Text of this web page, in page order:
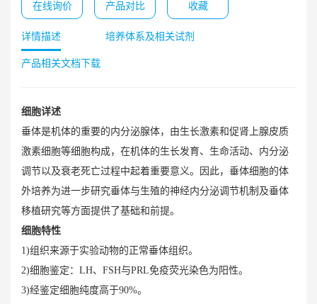
在线询价 产品对比 收藏
详情描述 培养体系及相关试剂
产品相关文档下载
细胞详述
垂体是机体的重要的内分泌腺体，由生长激素和促肾上腺皮质
激素细胞等细胞构成，在机体的生长发育、生命活动、内分泌
调节以及衰老死亡过程中起着重要意义。因此，垂体细胞的体
外培养为进一步研究垂体与生殖的神经内分泌调节机制及垂体
移植研究等方面提供了基础和前提。
细胞特性
1)组织来源于实验动物的正常垂体组织。
2)细胞鉴定：LH、FSH与PRL免疫荧光染色为阳性。
3)经鉴定细胞纯度高于90%。